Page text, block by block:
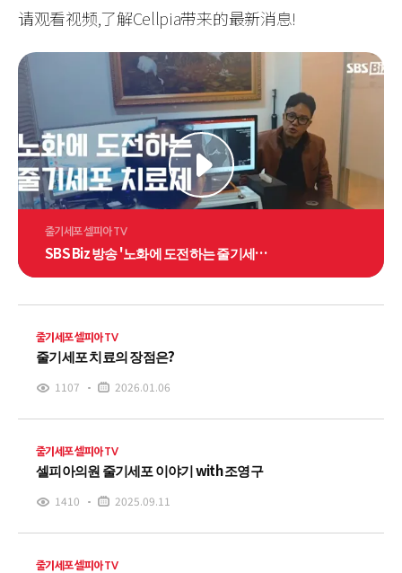
请观看视频,了解Cellpia带来的最新消息!
줄기세포 셀피아 TV
SBS Biz 방송 '노화에 도전하는 줄기세포
치료'- 정찬일 원장님 출연
줄기세포 셀피아 TV
줄기세포 치료의 장점은?
1107 2026.01.06
줄기세포 셀피아 TV
셀피아의원 줄기세포 이야기 with 조영구
1410 2025.09.11
줄기세포 셀피아 TV